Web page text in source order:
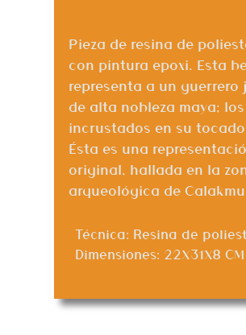
Pieza de resina de
con pintura epoxi. Esta
representa a un guerrero
de alta nobleza maya;
incrustados en su
Ésta es una
original, hallada en la
arqueológica de
Técnica: Resina de
Dimensiones: 22X31X8 CM